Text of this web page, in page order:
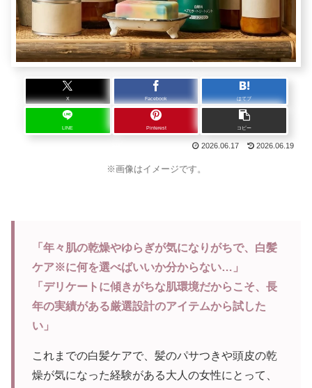
X Facebook はてブ
LINE Pinterest コピー
2026.06.17 2026.06.19
※画像はイメージです。
「年々肌の乾燥やゆらぎが気になりがちで、白髪
ケア※に何を選べばいいか分からない…」
「デリケートに傾きがちな肌環境だからこそ、長
年の実績がある厳選設計のアイテムから試した
い」
これまでの白髪ケアで、髪のパサつきや頭皮の乾
燥が気になった経験がある大人の女性にとって、